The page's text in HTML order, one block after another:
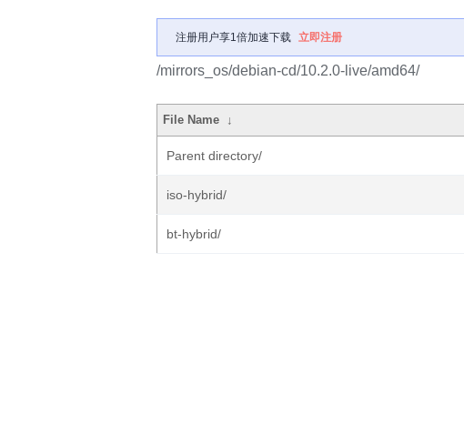
注册用户享1倍加速下载 立即注册
/mirrors_os/debian-cd/10.2.0-live/amd64/
File Name ↓
Parent directory/
iso-hybrid/
bt-hybrid/